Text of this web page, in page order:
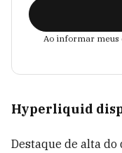
Ao informar meus
Hyperliquid
Destaque de alta do